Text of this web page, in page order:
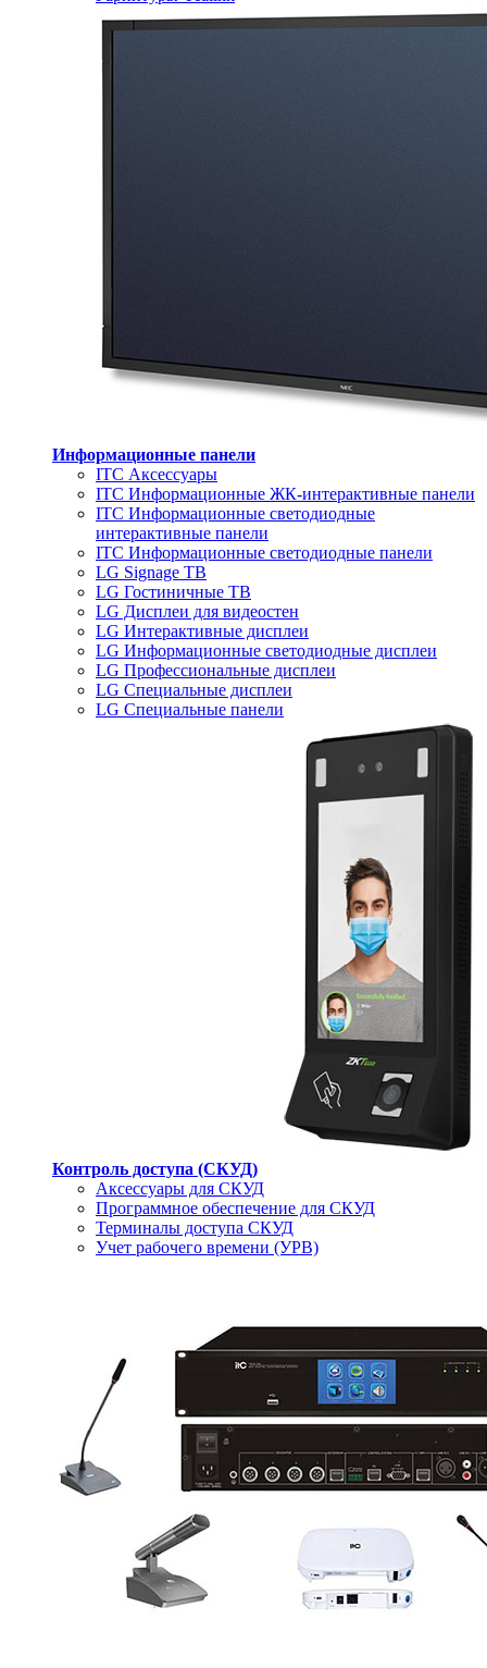
Информационные панели
ITC Аксессуары
ITC Информационные ЖК-интерактивные панели
ITC Информационные светодиодные
интерактивные панели
ITC Информационные светодиодные панели
LG Signage ТВ
LG Гостиничные ТВ
LG Дисплеи для видеостен
LG Интерактивные дисплеи
LG Информационные светодиодные дисплеи
LG Профессиональные дисплеи
LG Специальные дисплеи
LG Специальные панели
Контроль доступа (СКУД)
Аксессуары для СКУД
Программное обеспечение для СКУД
Терминалы доступа СКУД
Учет рабочего времени (УРВ)